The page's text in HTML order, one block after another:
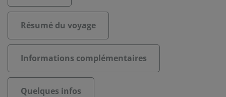
Résumé du voyage
Informations complémentaires
Quelques infos